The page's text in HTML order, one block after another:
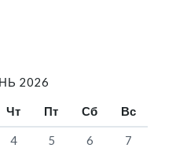
2026
Чт Пт Сб Вс
4 5 6
7